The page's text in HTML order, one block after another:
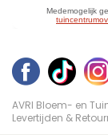
AVRI Bloem- en
Levertijden &